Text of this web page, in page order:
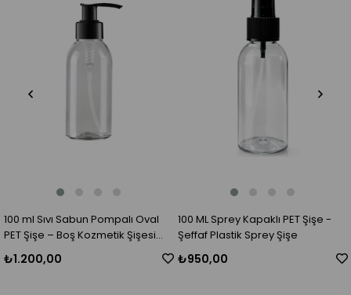
100 ml Sıvı Sabun Pompalı Oval
PET Şişe – Boş Kozmetik Şişesi
₺1.200,00
100 ML Sprey Kapaklı PET Şişe -
Şeffaf Plastik Sprey Şişe
₺950,00